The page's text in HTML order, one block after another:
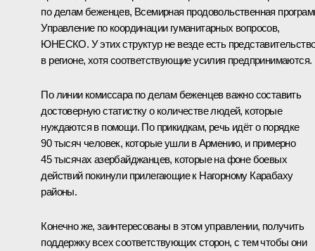
по делам беженцев, Всемирная продовольственная
Управление по координации гуманитарных вопросов,
ЮНЕСКО. У этих структур не везде есть
в регионе, хотя соответствующие усилия предпринимаются.
По линии комиссара по делам беженцев важно составить
достоверную статистку о количестве людей, которые
нуждаются в помощи. По прикидкам, речь идёт о порядке
90 тысяч человек, которые ушли в Армению, и примерно
45 тысячах азербайджанцев, которые на фоне боевых
действий покинули прилегающие к Нагорному Карабаху
районы.
Конечно же, заинтересованы в этом управлении, получить
поддержку всех соответствующих сторон, с тем чтобы они